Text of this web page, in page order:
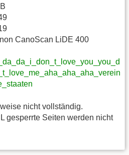
CanoScan LiDE 400
nicht vollständig.
gesperrte Seiten werden nicht